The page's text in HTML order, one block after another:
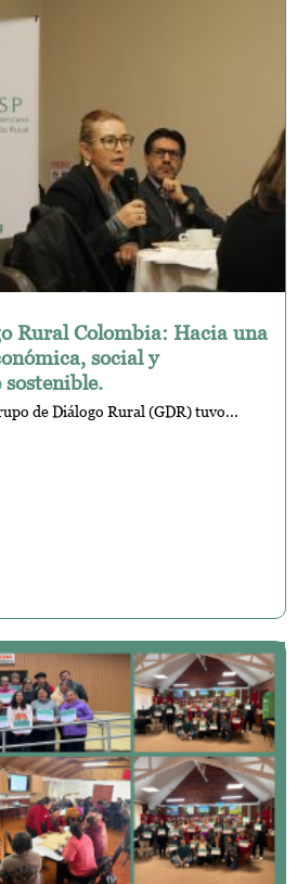
Rural Colombia: Hacia una
social y
de Diálogo Rural (GDR) tuvo...